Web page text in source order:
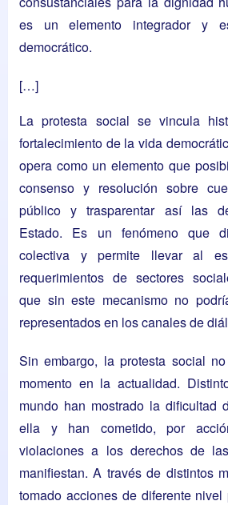
es un elemento integrador y
democrático.
[…]
La protesta social se vincula
fortalecimiento de la vida
opera como un elemento que
consenso y resolución sobre
público y trasparentar así las
Estado. Es un fenómeno que
colectiva y permite llevar al
requerimientos de sectores
que sin este mecanismo no
representados en los canales de
Sin embargo, la protesta social
momento en la actualidad.
mundo han mostrado la dificultad
ella y han cometido, por
violaciones a los derechos de
manifiestan. A través de distintos
tomado acciones de diferente